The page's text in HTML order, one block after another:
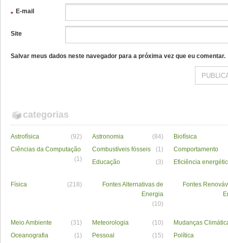
E-mail
*
Site
Salvar meus dados neste navegador para a próxima vez que eu comentar.
categorias
Astrofísica (92) Astronomia (84)
Biofísica
Ciências da Computação
(1)
Combustíveis fósseis (1)
Comportamento
Educação
(3) Eficiência
Física (218)
Fontes Alternativas de
Energia
(10)
Fontes
Meio Ambiente (31) Meteorologia (10)
Mudanças
Oceanografia
(1) Pessoal (15) Política